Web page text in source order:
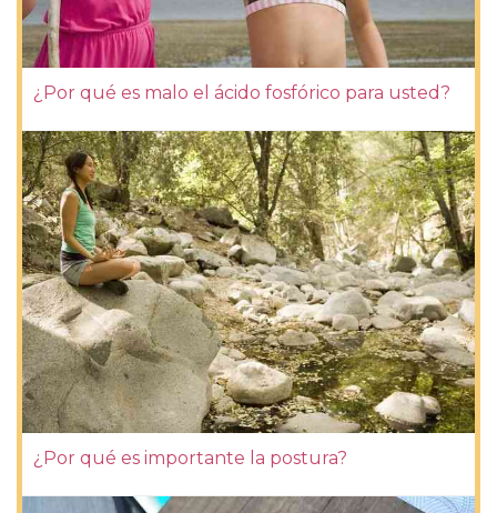
¿Por qué es malo el ácido fosfórico para usted?
¿Por qué es importante la postura?